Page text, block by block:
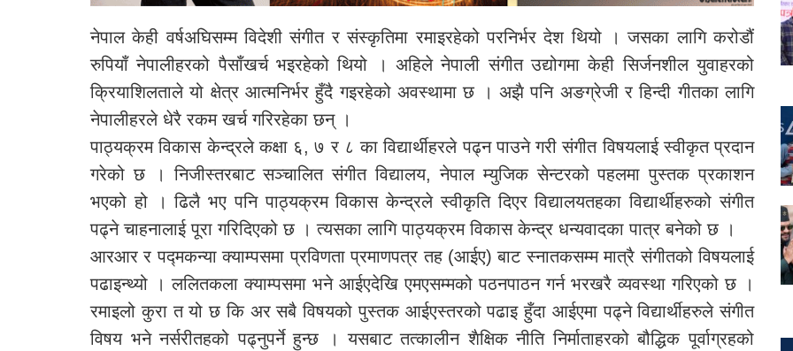
नेपाल केही वर्षअघिसम्म विदेशी संगीत र संस्कृतिमा रमाइरहेको परनिर्भर देश थियो । जसका लागि करोडौं
रुपियाँ नेपालीहरको पैसाँखर्च भइरहेको थियो । अहिले नेपाली संगीत उद्योगमा केही सिर्जनशील युवाहरको
क्रियाशिलताले यो क्षेत्र आत्मनिर्भर हुँदै गइरहेको अवस्थामा छ । अझै पनि अङग्रेजी र हिन्दी गीतका लागि
नेपालीहरले धेरै रकम खर्च गरिरहेका छन् ।
पाठ्यक्रम विकास केन्द्रले कक्षा ६, ७ र ८ का विद्यार्थीहरले पढ्न पाउने गरी संगीत विषयलाई स्वीकृत प्रदान
गरेको छ । निजीस्तरबाट सञ्चालित संगीत विद्यालय, नेपाल म्युजिक सेन्टरको पहलमा पुस्तक प्रकाशन
भएको हो । ढिलै भए पनि पाठ्यक्रम विकास केन्द्रले स्वीकृति दिएर विद्यालयतहका विद्यार्थीहरुको संगीत
पढ्ने चाहनालाई पूरा गरिदिएको छ । त्यसका लागि पाठ्यक्रम विकास केन्द्र धन्यवादका पात्र बनेको छ ।
आरआर र पद्मकन्या क्याम्पसमा प्रविणता प्रमाणपत्र तह (आईए) बाट स्नातकसम्म मात्रै संगीतको विषयलाई
पढाइन्थ्यो । ललितकला क्याम्पसमा भने आईएदेखि एमएसम्मको पठनपाठन गर्न भरखरै व्यवस्था गरिएको छ ।
रमाइलो कुरा त यो छ कि अर सबै विषयको पुस्तक आईएस्तरको पढाइ हुँदा आईएमा पढ्ने विद्यार्थीहरुले संगीत
विषय भने नर्सरीतहको पढ्नुपर्ने हुन्छ । यसबाट तत्कालीन शैक्षिक नीति निर्माताहरको बौद्धिक पूर्वाग्रहको